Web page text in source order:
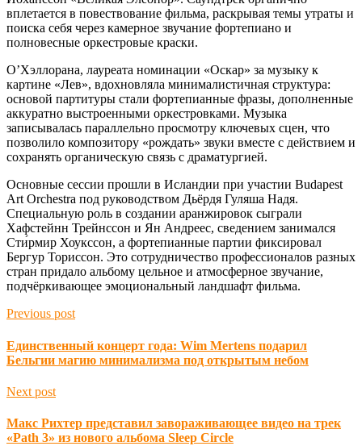
вплетается в повествование фильма, раскрывая темы утраты и
поиска себя через камерное звучание фортепиано и
полновесные оркестровые краски.
О’Хэллорана, лауреата номинации «Оскар» за музыку к
картине «Лев», вдохновляла минималистичная структура:
основой партитуры стали фортепианные фразы, дополненные
аккуратно выстроенными оркестровками. Музыка
записывалась параллельно просмотру ключевых сцен, что
позволило композитору «рождать» звуки вместе с действием и
сохранять органическую связь с драматургией.
Основные сессии прошли в Исландии при участии Budapest
Art Orchestra под руководством Дьёрдя Гуляша Надя.
Специальную роль в создании аранжировок сыграли
Хафстейнн Трейнссон и Ян Андреес, сведением занимался
Сти́рмир Хоукссон, а фортепианные партии фиксировал
Бергур Ториссон. Это сотрудничество профессионалов разных
стран придало альбому цельное и атмосферное звучание,
подчёркивающее эмоциональный ландшафт фильма.
Previous post
Единственный концерт года: Wim Mertens подарил
Бельгии магию минимализма под открытым небом
Next post
Макс Рихтер представил завораживающее видео на трек
«Path 3» из нового альбома Sleep Circle